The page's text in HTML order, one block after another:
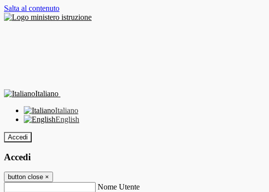
Salta al contenuto
Italiano
Italiano
English
Accedi
Accedi
button close ×
Nome Utente